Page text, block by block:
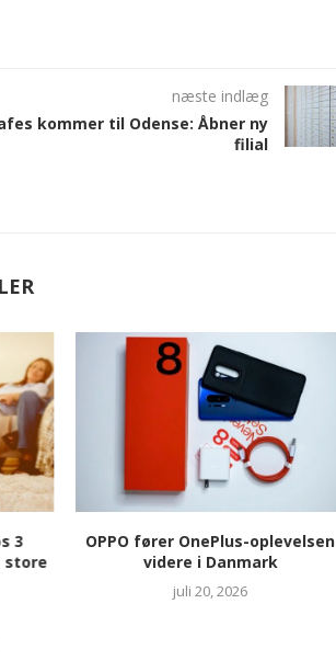
næste indlæg
kommer til Odense: Åbner ny
filial
3
store
OPPO fører OnePlus-oplevelsen
videre i Danmark
juli 20, 2026